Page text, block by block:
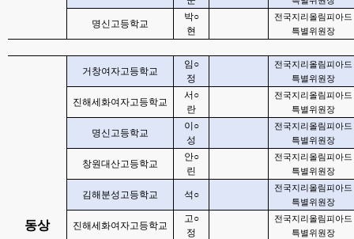
명신고등학교
박○
현
전국지리올림피아드
특별위원장
동상
거창여자고등학교
임 ○
정
전국지리올림피아드
특별위원장
진해세화여자고등학교
서 ○
란
전국지리올림피아드
특별위원장
명신고등학교
이 ○
성
전국지리올림피아드
특별위원장
창원대산고등학교
안○
린
전국지리올림피아드
특별위원장
김해분성고등학교 석 ○
전국지리올림피아드
특별위원장
진해세화여자고등학교
고○
정
전국지리올림피아드
특별위원장